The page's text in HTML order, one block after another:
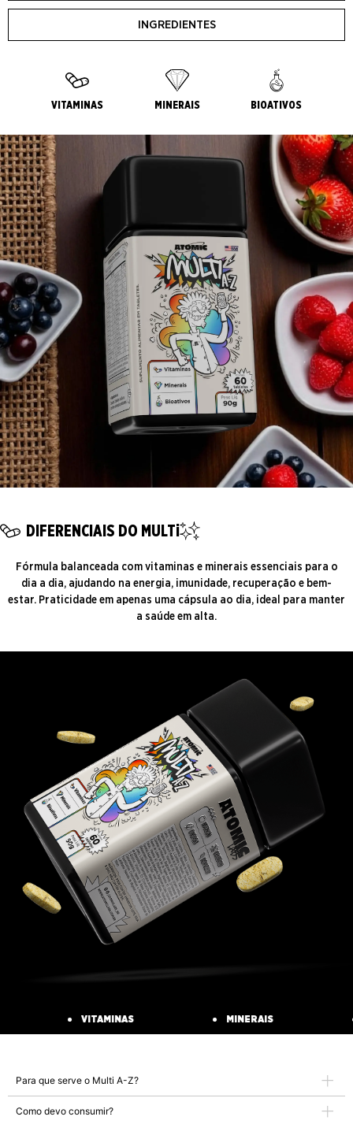
INGREDIENTES
VITAMINAS MINERAIS BIOATIVOS
DIFERENCIAIS DO MULTi
Fórmula balanceada com vitaminas e minerais essenciais para o
dia a dia, ajudando na energia, imunidade, recuperação e bem-
estar. Praticidade em apenas uma cápsula ao dia, ideal para manter
a saúde em alta.
Para que serve o Multi A-Z?
Como devo consumir?
VITAMINAS MINERAIS